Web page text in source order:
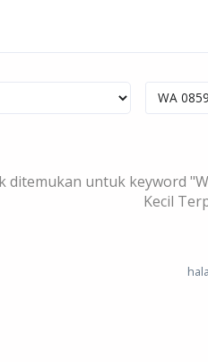
ditemukan untuk keyword
Kecil